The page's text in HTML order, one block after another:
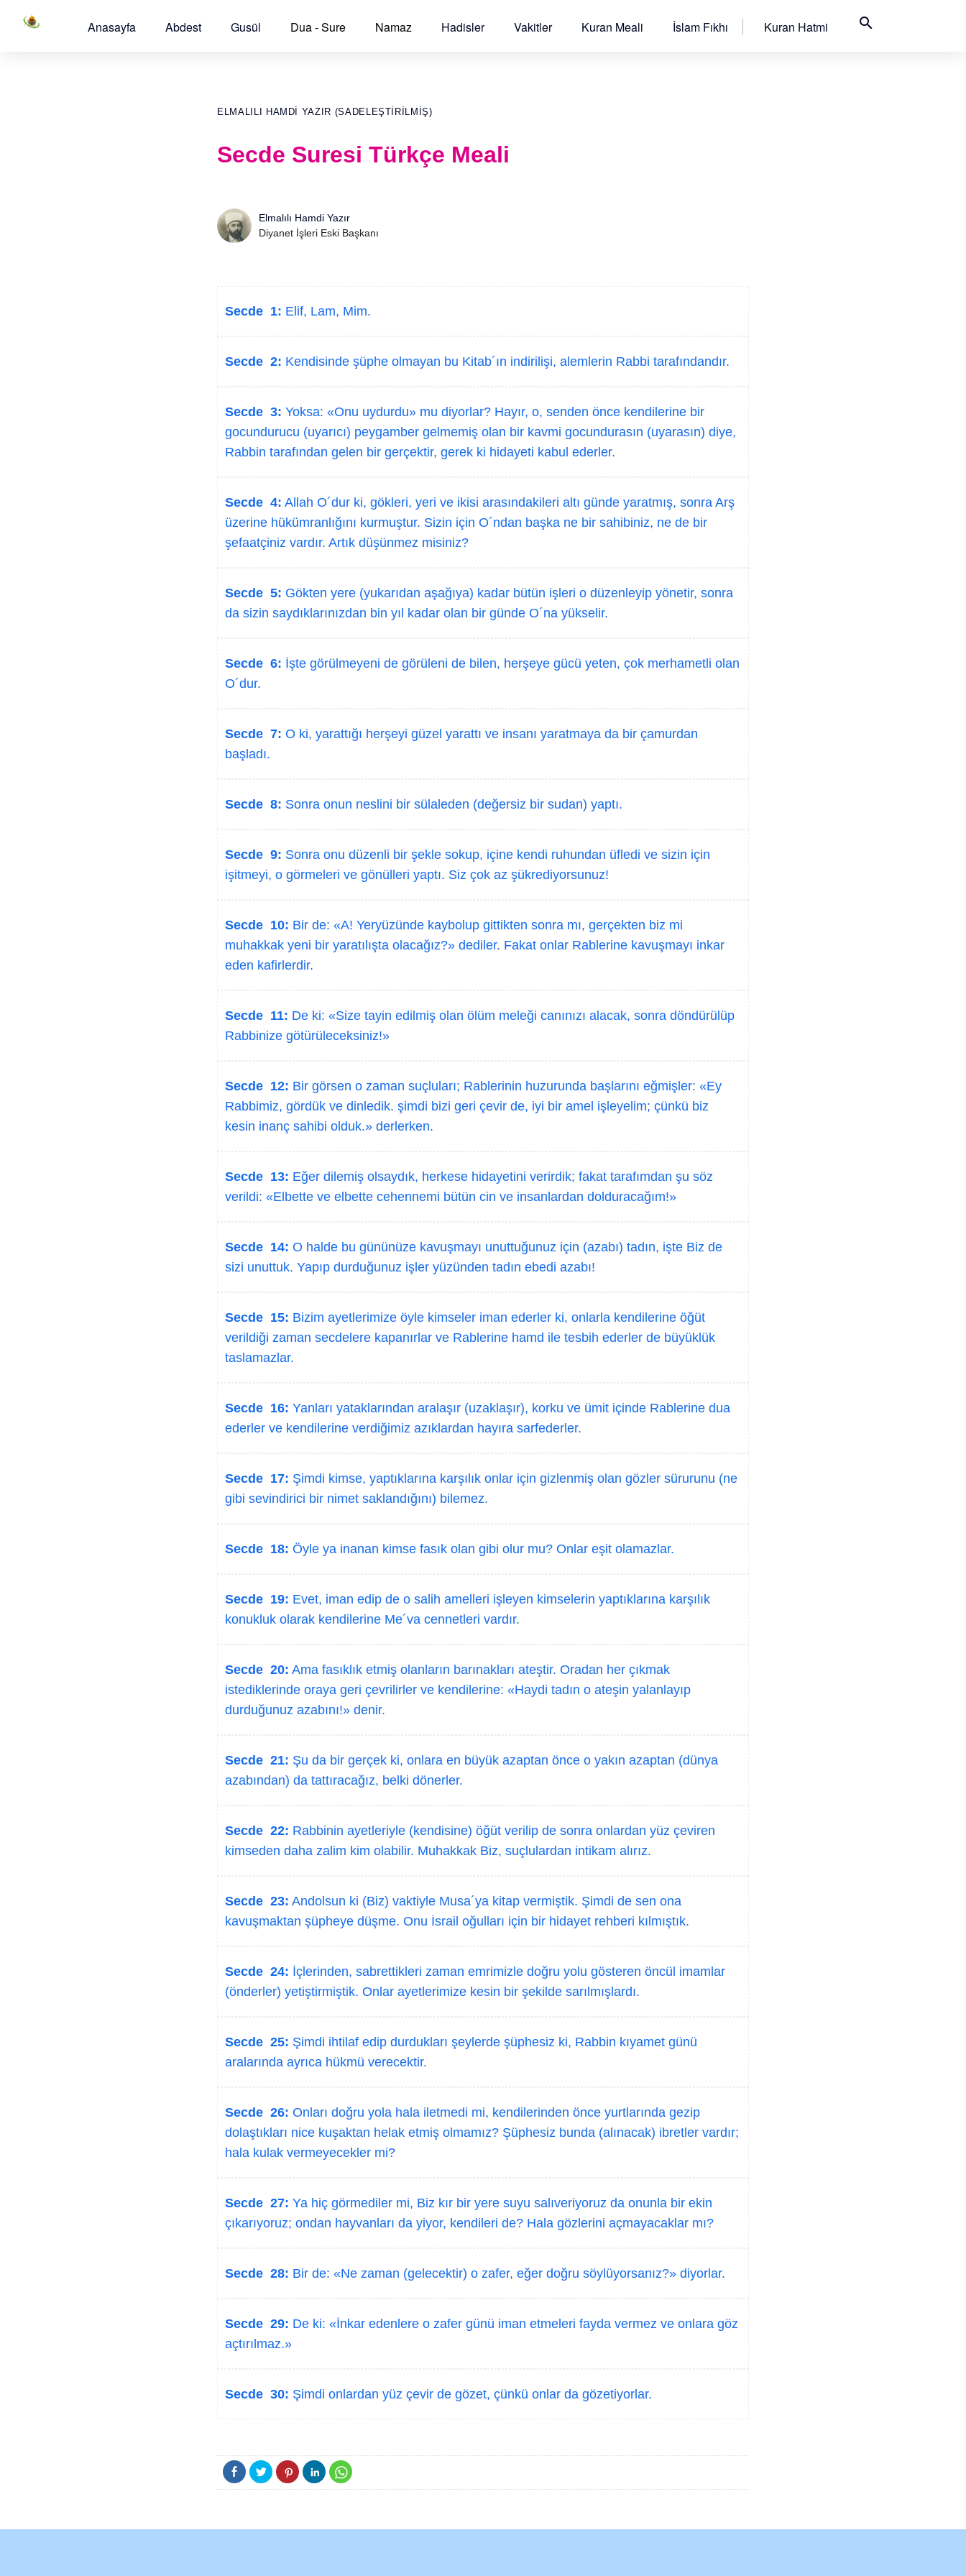
Anasayfa Abdest Gusül Dua - Sure Namaz Hadisler Vakitler Kuran Meali İslam Fıkhı Kuran Hatmi search
ELMALILI HAMDI YAZIR (SADELEŞTIRILMIŞ)
Secde Suresi Türkçe Meali
Elmalılı Hamdi Yazır
Diyanet İşleri Eski Başkanı
Secde 1: Elif, Lam, Mim.
Secde 2: Kendisinde şüphe olmayan bu Kitab´ın indirilişi, alemlerin Rabbi tarafındandır.
Secde 3: Yoksa: «Onu uydurdu» mu diyorlar? Hayır, o, senden önce kendilerine bir
gocundurucu (uyarıcı) peygamber gelmemiş olan bir kavmi gocundurasın (uyarasın) diye,
Rabbin tarafından gelen bir gerçektir, gerek ki hidayeti kabul ederler.
Secde 4: Allah O´dur ki, gökleri, yeri ve ikisi arasındakileri altı günde yaratmış, sonra Arş
üzerine hükümranlığını kurmuştur. Sizin için O´ndan başka ne bir sahibiniz, ne de bir
şefaatçiniz vardır. Artık düşünmez misiniz?
Secde 5: Gökten yere (yukarıdan aşağıya) kadar bütün işleri o düzenleyip yönetir, sonra
da sizin saydıklarınızdan bin yıl kadar olan bir günde O´na yükselir.
Secde 6: İşte görülmeyeni de görüleni de bilen, herşeye gücü yeten, çok merhametli olan
O´dur.
Secde 7: O ki, yarattığı herşeyi güzel yarattı ve insanı yaratmaya da bir çamurdan
başladı.
Secde 8: Sonra onun neslini bir sülaleden (değersiz bir sudan) yaptı.
Secde 9: Sonra onu düzenli bir şekle sokup, içine kendi ruhundan üfledi ve sizin için
işitmeyi, o görmeleri ve gönülleri yaptı. Siz çok az şükrediyorsunuz!
Secde 10: Bir de: «A! Yeryüzünde kaybolup gittikten sonra mı, gerçekten biz mi
muhakkak yeni bir yaratılışta olacağız?» dediler. Fakat onlar Rablerine kavuşmayı inkar
eden kafirlerdir.
Secde 11: De ki: «Size tayin edilmiş olan ölüm meleği canınızı alacak, sonra döndürülüp
Rabbinize götürüleceksiniz!»
Secde 12: Bir görsen o zaman suçluları; Rablerinin huzurunda başlarını eğmişler: «Ey
Rabbimiz, gördük ve dinledik. şimdi bizi geri çevir de, iyi bir amel işleyelim; çünkü biz
kesin inanç sahibi olduk.» derlerken.
Secde 13: Eğer dilemiş olsaydık, herkese hidayetini verirdik; fakat tarafımdan şu söz
verildi: «Elbette ve elbette cehennemi bütün cin ve insanlardan dolduracağım!»
Secde 14: O halde bu gününüze kavuşmayı unuttuğunuz için (azabı) tadın, işte Biz de
sizi unuttuk. Yapıp durduğunuz işler yüzünden tadın ebedi azabı!
Secde 15: Bizim ayetlerimize öyle kimseler iman ederler ki, onlarla kendilerine öğüt
verildiği zaman secdelere kapanırlar ve Rablerine hamd ile tesbih ederler de büyüklük
taslamazlar.
Secde 16: Yanları yataklarından aralaşır (uzaklaşır), korku ve ümit içinde Rablerine dua
ederler ve kendilerine verdiğimiz azıklardan hayıra sarfederler.
Secde 17: Şimdi kimse, yaptıklarına karşılık onlar için gizlenmiş olan gözler sürurunu (ne
gibi sevindirici bir nimet saklandığını) bilemez.
Secde 18: Öyle ya inanan kimse fasık olan gibi olur mu? Onlar eşit olamazlar.
Secde 19: Evet, iman edip de o salih amelleri işleyen kimselerin yaptıklarına karşılık
konukluk olarak kendilerine Me´va cennetleri vardır.
Secde 20: Ama fasıklık etmiş olanların barınakları ateştir. Oradan her çıkmak
istediklerinde oraya geri çevrilirler ve kendilerine: «Haydi tadın o ateşin yalanlayıp
durduğunuz azabını!» denir.
Secde 21: Şu da bir gerçek ki, onlara en büyük azaptan önce o yakın azaptan (dünya
azabından) da tattıracağız, belki dönerler.
Secde 22: Rabbinin ayetleriyle (kendisine) öğüt verilip de sonra onlardan yüz çeviren
kimseden daha zalim kim olabilir. Muhakkak Biz, suçlulardan intikam alırız.
Secde 23: Andolsun ki (Biz) vaktiyle Musa´ya kitap vermiştik. Şimdi de sen ona
kavuşmaktan şüpheye düşme. Onu İsrail oğulları için bir hidayet rehberi kılmıştık.
Secde 24: İçlerinden, sabrettikleri zaman emrimizle doğru yolu gösteren öncül imamlar
(önderler) yetiştirmiştik. Onlar ayetlerimize kesin bir şekilde sarılmışlardı.
Secde 25: Şimdi ihtilaf edip durdukları şeylerde şüphesiz ki, Rabbin kıyamet günü
aralarında ayrıca hükmü verecektir.
Secde 26: Onları doğru yola hala iletmedi mi, kendilerinden önce yurtlarında gezip
dolaştıkları nice kuşaktan helak etmiş olmamız? Şüphesiz bunda (alınacak) ibretler vardır;
hala kulak vermeyecekler mi?
Secde 27: Ya hiç görmediler mi, Biz kır bir yere suyu salıveriyoruz da onunla bir ekin
çıkarıyoruz; ondan hayvanları da yiyor, kendileri de? Hala gözlerini açmayacaklar mı?
Secde 28: Bir de: «Ne zaman (gelecektir) o zafer, eğer doğru söylüyorsanız?» diyorlar.
Secde 29: De ki: «İnkar edenlere o zafer günü iman etmeleri fayda vermez ve onlara göz
açtırılmaz.»
Secde 30: Şimdi onlardan yüz çevir de gözet, çünkü onlar da gözetiyorlar.